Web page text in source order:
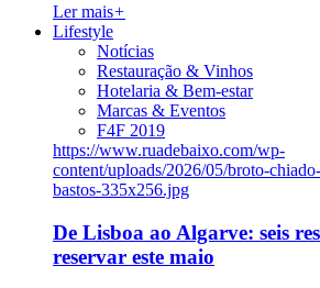
Ler mais+
Lifestyle
Notícias
Restauração & Vinhos
Hotelaria & Bem-estar
Marcas & Eventos
F4F 2019
https://www.ruadebaixo.com/wp-
content/uploads/2026/05/broto-
bastos-335x256.jpg
De Lisboa ao Algarve: seis
reservar este maio